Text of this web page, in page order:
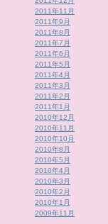
2011年11月
2011年9月
2011年8月
2011年7月
2011年6月
2011年5月
2011年4月
2011年3月
2011年2月
2011年1月
2010年12月
2010年11月
2010年10月
2010年8月
2010年5月
2010年4月
2010年3月
2010年2月
2010年1月
2009年11月